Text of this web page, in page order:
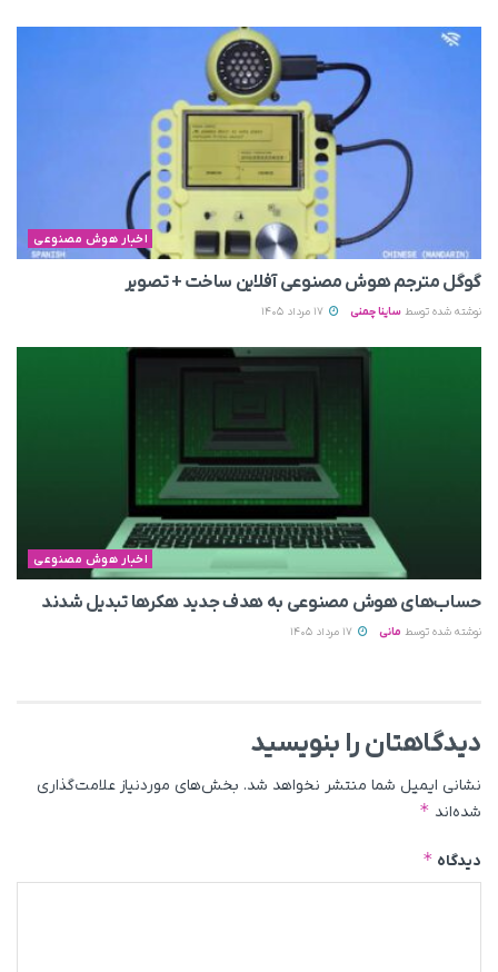
اخبار هوش مصنوعی
گوگل مترجم هوش مصنوعی آفلاین ساخت + تصویر
نوشته شده توسط ساینا چمنی
اخبار هوش مصنوعی
حساب‌های هوش مصنوعی به هدف جدید هکرها تبدیل شدند
نوشته شده توسط مانی
دیدگاهتان را بنویسید
نشانی ایمیل شما منتشر نخواهد شد. بخش‌های موردنیاز علامت‌گذاری
شده‌اند *
دیدگاه *